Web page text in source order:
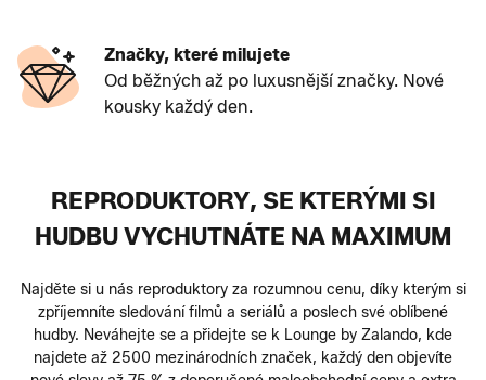
Značky, které milujete
Od běžných až po luxusnější značky. Nové
kousky každý den.
REPRODUKTORY, SE KTERÝMI SI
HUDBU VYCHUTNÁTE NA MAXIMUM
Najděte si u nás reproduktory za rozumnou cenu, díky kterým si
zpříjemníte sledování filmů a seriálů a poslech své oblíbené
hudby. Neváhejte se a přidejte se k Lounge by Zalando, kde
najdete až 2500 mezinárodních značek, každý den objevíte